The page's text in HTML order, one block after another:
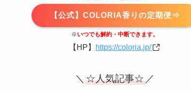
【公式】COLORIA香りの定期便⇒
※いつでも解約・中断できます。
【HP】 https://coloria.jp/
＼ ☆人気記事☆ ／